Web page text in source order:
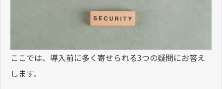
ここでは、導入前に多く寄せられる3つの疑問にお答え
します。